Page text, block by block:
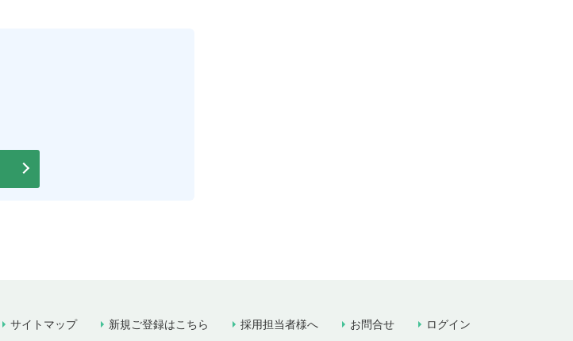
サイトマップ 新規ご登録はこちら 採用担当者様へ お問合せ ログイン